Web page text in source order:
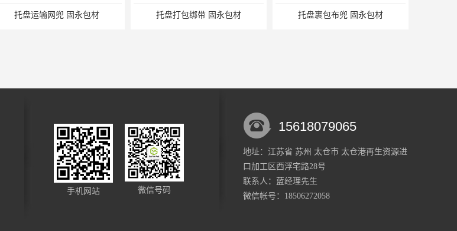
托盘打包绑带 固永包材 托盘裹包布兜 固永包材
电动蜂窝纸拉伸机 固永包材 化妆品装饰材料 固永包材
手机网站 微信号码
15618079065
地址：江苏省 苏州 太仓市 太仓港再生资源进
口加工区西浮宅路28号
联系人：蓝经理先生
微信帐号：18506272058